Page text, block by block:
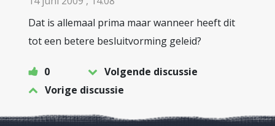
Dat is allemaal prima maar wanneer heeft dit
tot een betere besluitvorming geleid?
0
Volgende discussie
Vorige discussie